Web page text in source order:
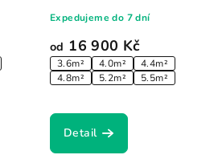
od 16 900 Kč
3.6m² 4.0m²
4.4m²
4.8m²
5.2m² 5.5m²
Expedujeme do 7 dní
Detail